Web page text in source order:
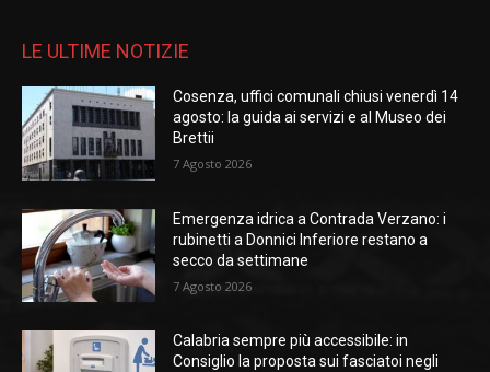
LE ULTIME NOTIZIE
Cosenza, uffici comunali chiusi venerdì 14
agosto: la guida ai servizi e al Museo dei
Brettii
7 Agosto 2026
Emergenza idrica a Contrada Verzano: i
rubinetti a Donnici Inferiore restano a
secco da settimane
7 Agosto 2026
Calabria sempre più accessibile: in
Consiglio la proposta sui fasciatoi negli